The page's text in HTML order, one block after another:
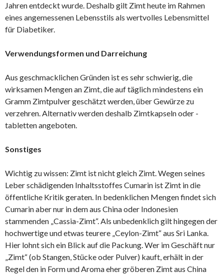
Jahren entdeckt wurde. Deshalb gilt Zimt heute im Rahmen
eines angemessenen Lebensstils als wertvolles Lebensmittel
für Diabetiker.
Verwendungsformen und Darreichung
Aus geschmacklichen Gründen ist es sehr schwierig, die
wirksamen Mengen an Zimt, die auf täglich mindestens ein
Gramm Zimtpulver geschätzt werden, über Gewürze zu
verzehren. Alternativ werden deshalb Zimtkapseln oder -
tabletten angeboten.
Sonstiges
Wichtig zu wissen: Zimt ist nicht gleich Zimt. Wegen seines
Leber schädigenden Inhaltsstoffes Cumarin ist Zimt in die
öffentliche Kritik geraten. In bedenklichen Mengen findet sich
Cumarin aber nur in dem aus China oder Indonesien
stammenden „Cassia-Zimt“. Als unbedenklich gilt hingegen der
hochwertige und etwas teurere „Ceylon-Zimt“ aus Sri Lanka.
Hier lohnt sich ein Blick auf die Packung. Wer im Geschäft nur
„Zimt“ (ob Stangen, Stücke oder Pulver) kauft, erhält in der
Regel den in Form und Aroma eher gröberen Zimt aus China